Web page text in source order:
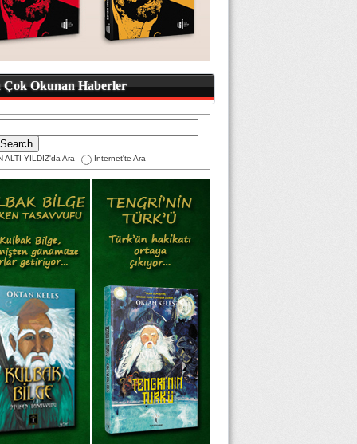
Çok Okunan Haberler
ALTI YILDIZ'da Ara Internet'te Ara